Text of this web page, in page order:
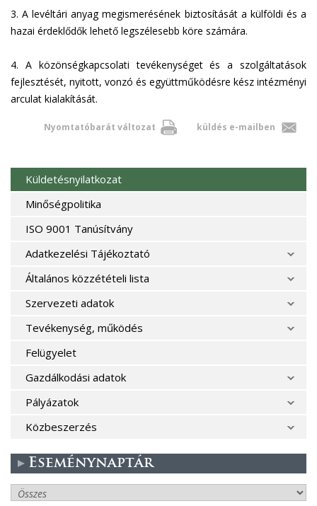
3. A levéltári anyag megismerésének biztosítását a külföldi és a
hazai érdeklődők lehető legszélesebb köre számára.
4. A közönségkapcsolati tevékenységet és a szolgáltatások
fejlesztését, nyitott, vonzó és együttműködésre kész intézményi
arculat kialakítását.
Nyomtatóbarát változat küldés e-mailben
Küldetésnyilatkozat
Minőségpolitika
ISO 9001 Tanúsítvány
Adatkezelési Tájékoztató
Általános közzétételi lista
Szervezeti adatok
Tevékenység, működés
Felügyelet
Gazdálkodási adatok
Pályázatok
Közbeszerzés
Eseménynaptár